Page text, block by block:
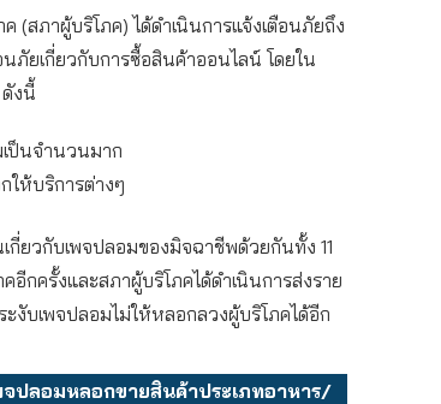
(สภาผู้บริโภค) ได้ดำเนินการแจ้งเตือนภัยถึง
ภัยเกี่ยวกับการซื้อสินค้าออนไลน์ โดยใน
งนี้
ป็นจำนวนมาก
ให้บริการต่างๆ
กี่ยวกับเพจปลอมของมิจฉาชีพด้วยกันทั้ง 11
อีกครั้งและสภาผู้บริโภคได้ดำเนินการส่งราย
งับเพจปลอมไม่ให้หลอกลวงผู้บริโภคได้อีก
จปลอมหลอกขายสินค้าประเภทอาหาร/